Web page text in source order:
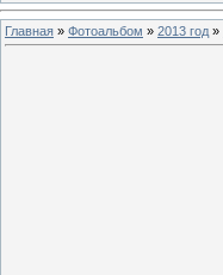
Главная » Фотоальбом » 2013 год »